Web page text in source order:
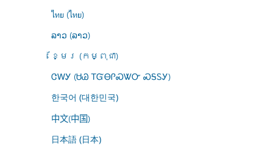
ไทย (ไทย)
ລາວ (ລາວ)
ខ្មែរ (កម្ពុជា)
ᏣᎳᎩ (ᏌᏊ ᎢᏳᎾᎵᏍᏔᏅ ᏍᎦᏚᎩ)
한국어 (대한민국)
中文(中国)
日本語 (日本)